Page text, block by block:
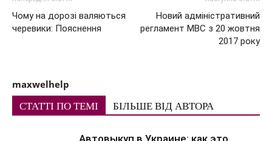
Чому на дорозі валяються
черевики: Пояснення
Новий адміністративний
регламент МВС з 20 жовтня
2017 року
maxwelhelp
СТАТТІ ПО ТЕМІ БІЛЬШЕ ВІД АВТОРА
Автовыкуп в Украине: как это